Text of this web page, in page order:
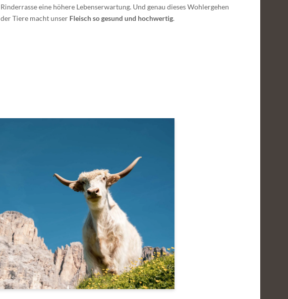
Rinderrasse eine höhere Lebenserwartung. Und genau dieses Wohlergehen
der Tiere macht unser Fleisch so gesund und hochwertig.